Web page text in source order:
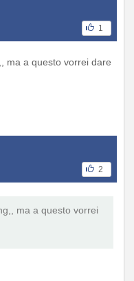
1
ma a questo vorrei dare
2
ma a questo vorrei